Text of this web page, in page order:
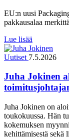
EU:n uusi
pakkausalaa
Lue lisää
Uutiset 7.5.2026
Juha Jokinen
Juha Jokinen on
toukokuussa. Hän
kokemuksen
kehittämisestä sekä